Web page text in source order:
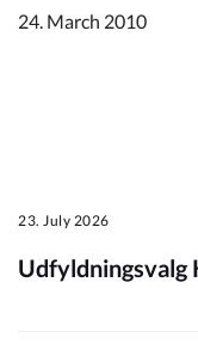
Erhverv
24. March 2010
23. July 2026
Udfyldningsvalg